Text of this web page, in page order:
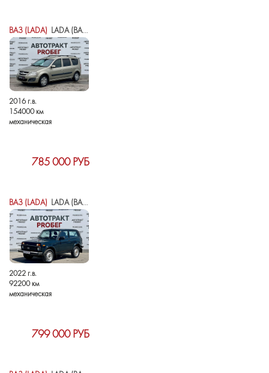
ВАЗ (LADA) LADA (ВАЗ) LARGUS I
2016 г.в.
154000 км
механическая
785 000 РУБ
ВАЗ (LADA) LADA (ВАЗ) NIVA LEGEND I
2022 г.в.
92200 км
механическая
799 000 РУБ